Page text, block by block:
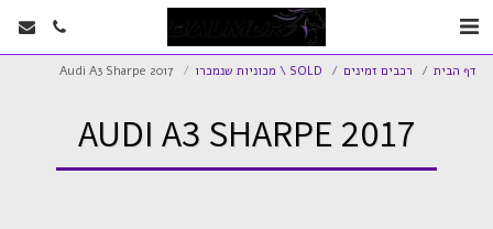
דף הבית רכבים זמינים SOLD \ מכוניות שנמכרו Audi A3 Sharpe 2017
AUDI A3 SHARPE 2017